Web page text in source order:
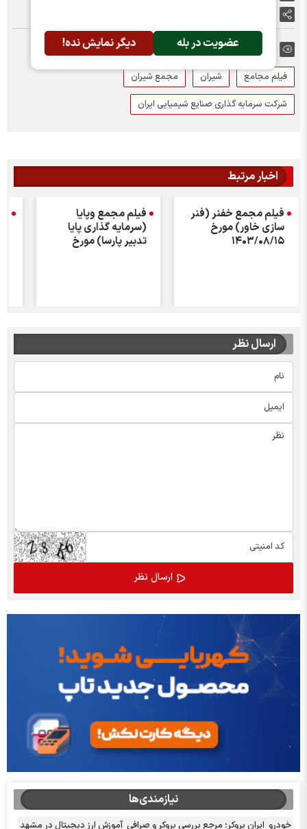
عضویت در بله دیگر نمایش نده!
فیلم مجامع شیران
مجمع شیران
شرکت سرمایه گذاری صنایع شیمیایی ایران
اخبار مرتبط
فیلم مجمع خفنر (فنر
سازی خاور) مورخ
۱۴۰۳/۰۸/۱۵
فیلم مجمع وپایا
(سرمایه گذاری پایا
تدبیر پارسا) مورخ
ارسال نظر
نیازمندی‌ها
خودرو ایران بروکر؛ مرجع بررسی بروکر و صرافی آموزش ارز دیجیتال در مشهد